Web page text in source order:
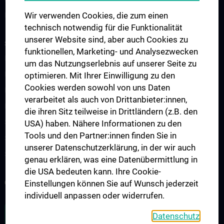
Department
STUDIES, TRAINING AND FURTHER EDUCATION
Mentoring-Programme
Infos für Lehrende
Integriertes Klinisch-Praktisches Propädeutikum (IKPP/OSCE)
Simulationspatient:innen-Programm (SPP)
Skills Lines Humanmedizin
COMPUTER LERN STUDIO - CLS
Wir verwenden Cookies, die zum einen
technisch notwendig für die Funktionalität
unserer Website sind, aber auch Cookies zu
funktionellen, Marketing- und Analysezwecken
um das Nutzungserlebnis auf unserer Seite zu
optimieren. Mit Ihrer Einwilligung zu den
Cookies werden sowohl von uns Daten
verarbeitet als auch von Drittanbieter:innen,
die ihren Sitz teilweise in Drittländern (z.B. den
USA) haben. Nähere Informationen zu den
Tools und den Partner:innen finden Sie in
unserer Datenschutzerklärung, in der wir auch
genau erklären, was eine Datenübermittlung in
die USA bedeuten kann. Ihre Cookie-
Einstellungen können Sie auf Wunsch jederzeit
individuell anpassen oder widerrufen.
Datenschutz